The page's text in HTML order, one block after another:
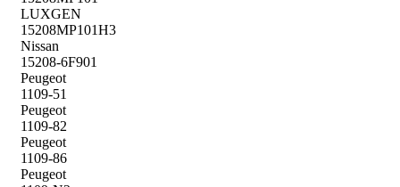
LUXGEN
15208MP101H3
Nissan
15208-6F901
Peugeot
1109-51
Peugeot
1109-82
Peugeot
1109-86
Peugeot